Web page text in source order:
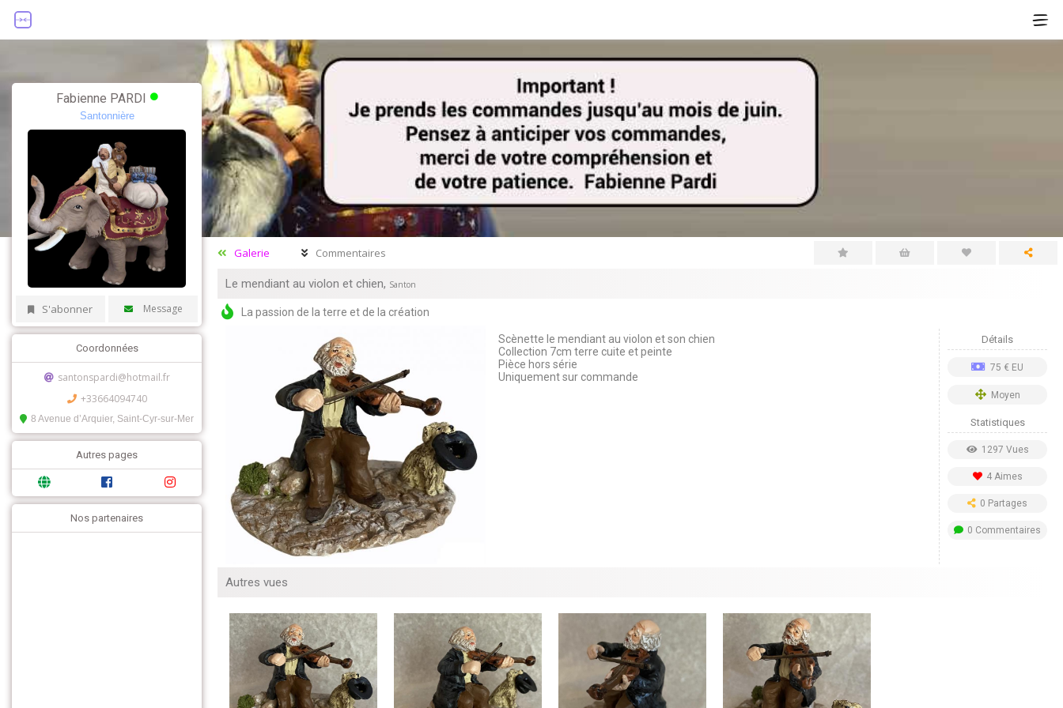
Fabienne PARDI
Santonnière
S'abonner Message
Coordonnées
santonspardi@hotmail.fr
+33664094740
8 Avenue d’Arquier, Saint-Cyr-sur-Mer
Autres pages
Nos partenaires
Galerie Commentaires
Le mendiant au violon et chien, Santon
La passion de la terre et de la création
Scènette le mendiant au violon et son chien
Collection 7cm terre cuite et peinte
Pièce hors série
Uniquement sur commande
Détails
75 € EU
Moyen
Statistiques
1297 Vues
4 Aimes
0 Partages
0 Commentaires
Autres vues